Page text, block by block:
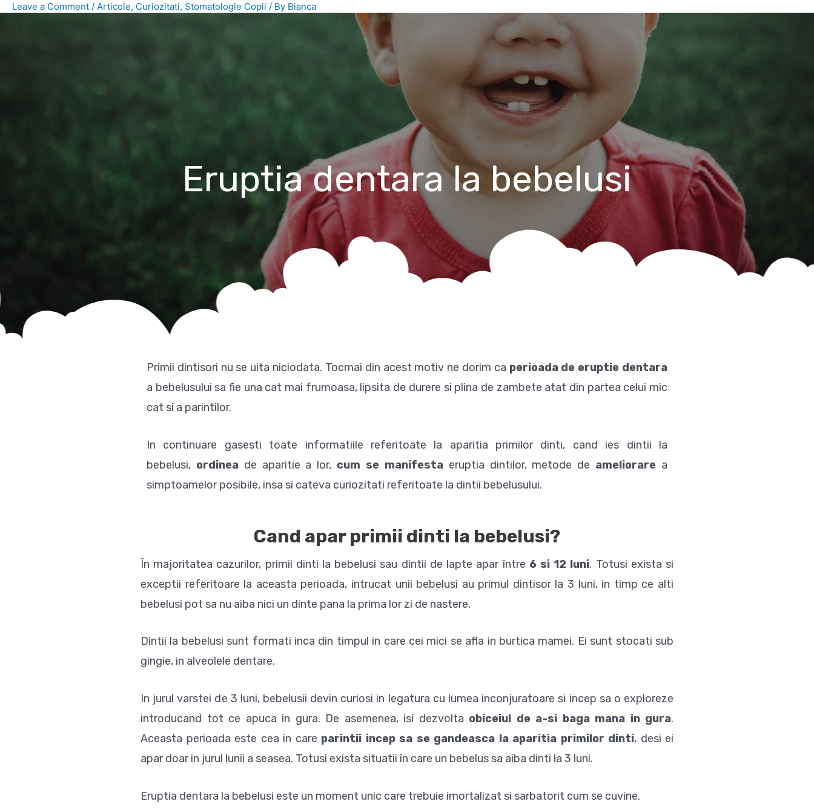
Leave a Comment / Articole, Curiozitati, Stomatologie Copii / By Bianca
Eruptia dentara la bebelusi
Primii dintisori nu se uita niciodata. Tocmai din acest motiv ne dorim ca perioada de eruptie dentara
a bebelusului sa fie una cat mai frumoasa, lipsita de durere si plina de zambete atat din partea celui mic
cat si a parintilor.
In continuare gasesti toate informatiile referitoate la aparitia primilor dinti, cand ies dintii la
bebelusi, ordinea de aparitie a lor, cum se manifestaeruptia dintilor, metode de ameliorare a
simptoamelor posibile, insa si cateva curiozitati referitoate la dintii bebelusului.
Cand apar primii dinti la bebelusi?
În majoritatea cazurilor, primii dinti la bebelusi sau dintii de lapte apar între 6 si 12 luni. Totusi exista si
exceptii referitoare la aceasta perioada, intrucat unii bebelusi au primul dintisor la 3 luni, in timp ce alti
bebelusi pot sa nu aiba nici un dinte pana la prima lor zi de nastere.
Dintii la bebelusi sunt formati inca din timpul in care cei mici se afla in burtica mamei. Ei sunt stocati sub
gingie, in alveolele dentare.
In jurul varstei de 3 luni, bebelusii devin curiosi in legatura cu lumea inconjuratoare si incep sa o exploreze
introducand tot ce apuca in gura. De asemenea, isi dezvolta obiceiul de a-si baga mana in gura.
Aceasta perioada este cea in care parintii incep sa se gandeasca la aparitia primilor dinti, desi ei
apar doar in jurul lunii a seasea. Totusi exista situatii în care un bebelus sa aiba dinti la 3 luni.
Eruptia dentara la bebelusi este un moment unic care trebuie imortalizat si sarbatorit cum se cuvine.